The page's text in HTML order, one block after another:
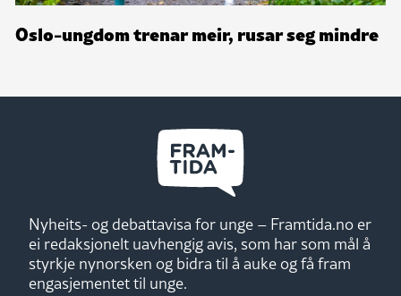
Oslo-ungdom trenar meir, rusar seg mindre
Nyheits- og debattavisa for unge – Framtida.no er
ei redaksjonelt uavhengig avis, som har som mål å
styrkje nynorsken og bidra til å auke og få fram
engasjementet til unge.